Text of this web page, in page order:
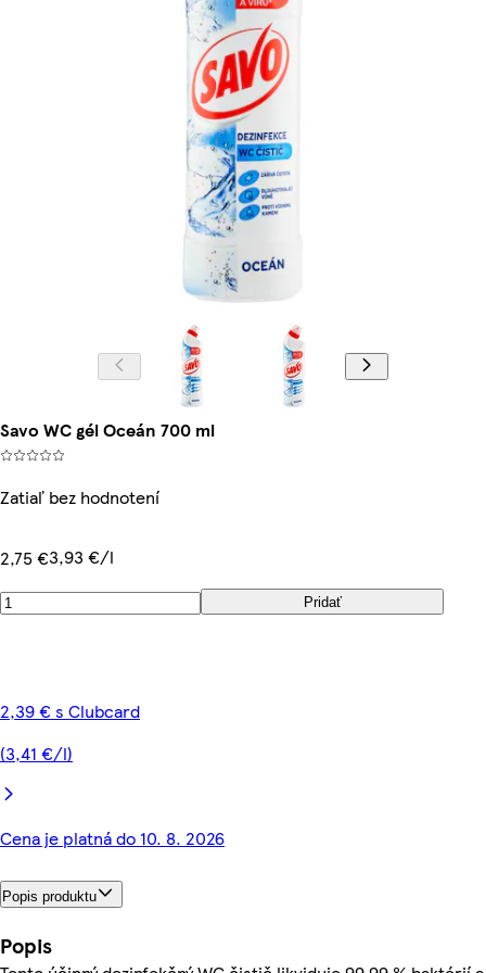
Savo WC gél Oceán 700 ml
Zatiaľ bez hodnotení
2,75 €3,93 €/l
Pridať
2,39 € s Clubcard
(3,41 €/l)
Cena je platná do 10. 8. 2026
Popis produktu
Popis